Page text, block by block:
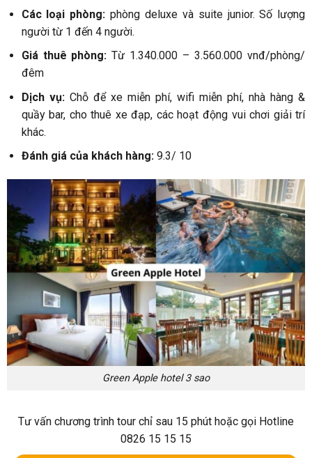
Các loại phòng:phòng deluxe và suite junior. Số lượng
người từ 1 đến 4 người.
Giá thuê phòng:Từ 1.340.000 – 3.560.000 vnđ/phòng/
đêm
Dịch vụ:Chỗ để xe miễn phí, wifi miễn phí, nhà hàng &
quầy bar, cho thuê xe đạp, các hoạt động vui chơi giải trí
khác.
Đánh giá của khách hàng:9.3/ 10
Green Apple hotel 3 sao
Tư vấn chương trình tour chỉ sau 15 phút hoặc gọi Hotline
0826 15 15 15